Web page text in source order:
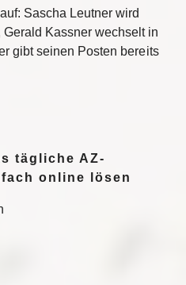
Sascha Leutner wird
Kassner wechselt in
gibt seinen Posten bereits
tägliche AZ-
online lösen